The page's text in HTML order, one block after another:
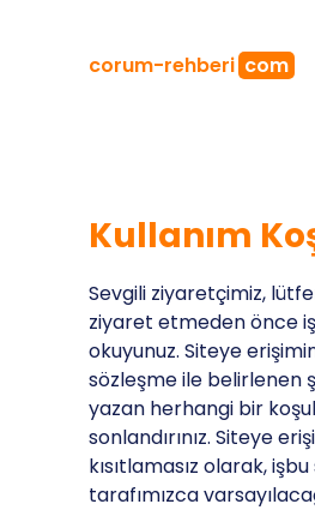
corum-rehberi com
Kullanım
Sevgili ziyaretçimiz,
ziyaret etmeden önce
okuyunuz. Siteye
sözleşme ile belirlenen
yazan herhangi bir
sonlandırınız. Siteye
kısıtlamasız olarak,
tarafımızca